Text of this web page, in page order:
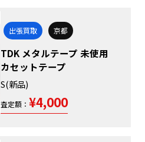
出張買取 京都
TDK メタルテープ 未使用
カセットテープ
S(新品)
査定額： ¥4,000